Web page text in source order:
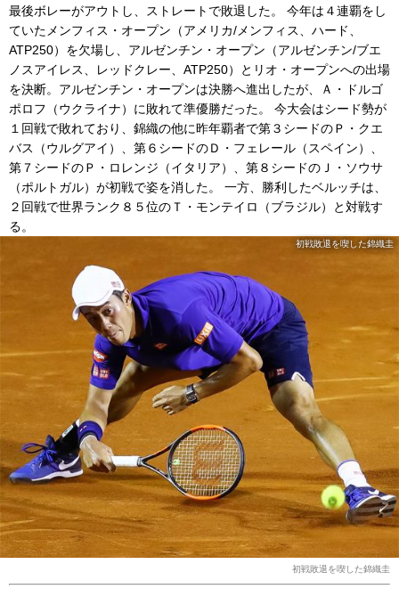
最後ボレーがアウトし、ストレートで敗退した。 今年は４連覇をし
ていたメンフィス・オープン（アメリカ/メンフィス、ハード、
ATP250）を欠場し、アルゼンチン・オープン（アルゼンチン/ブエ
ノスアイレス、レッドクレー、ATP250）とリオ・オープンへの出場
を決断。アルゼンチン・オープンは決勝へ進出したが、Ａ・ドルゴ
ポロフ（ウクライナ）に敗れて準優勝だった。 今大会はシード勢が
１回戦で敗れており、錦織の他に昨年覇者で第３シードのＰ・クエ
バス（ウルグアイ）、第６シードのＤ・フェレール（スペイン）、
第７シードのＰ・ロレンジ（イタリア）、第８シードのＪ・ソウサ
（ポルトガル）が初戦で姿を消した。 一方、勝利したベルッチは、
２回戦で世界ランク８５位のＴ・モンテイロ（ブラジル）と対戦す
る。
初戦敗退を喫した錦織圭
初戦敗退を喫した錦織圭